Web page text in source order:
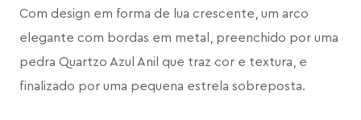
Com design em forma de lua crescente, um arco
elegante com bordas em metal, preenchido por uma
pedra Quartzo Azul Anil que traz cor e textura, e
finalizado por uma pequena estrela sobreposta.